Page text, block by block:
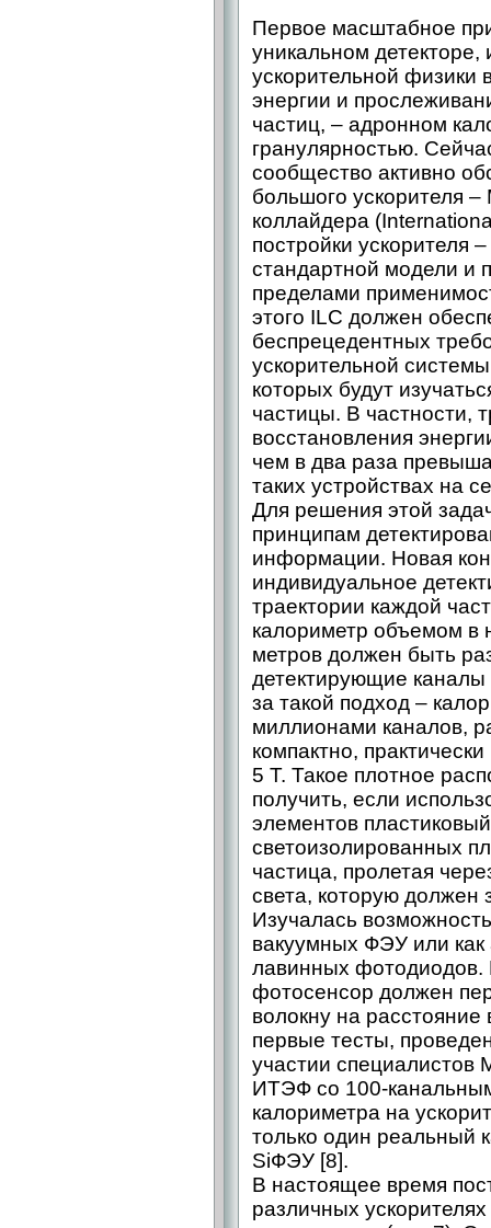
Первое масштабное
уникальном
ускорительной физики
энергии и
частиц, – адронном
гранулярностью.
сообщество активно
большого ускорителя
коллайдера
постройки ускорителя
стандартной модели и
пределами
этого ILC должен
беспрецедентных
ускорительной
которых будут
частицы. В частности,
восстановления
чем в два раза
таких устройствах на
Для решения этой
принципам
информации. Новая
индивидуальное
траектории каждой
калориметр объемом в
метров должен быть
детектирующие
за такой подход –
миллионами каналов,
компактно,
5 Т. Такое плотное
получить, если
элементов
светоизолированных
частица, пролетая
света, которую должен
Изучалась
вакуумных ФЭУ или
лавинных фотодиодов.
фотосенсор должен
волокну на
первые тесты,
участии
ИТЭФ со 100-
калориметра на
только один реальный
SiФЭУ [8].
В настоящее время
различных